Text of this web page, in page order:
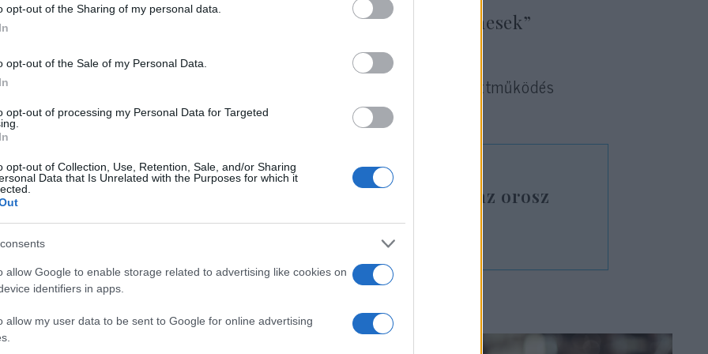
opt-out of the Sharing of my personal data.
opt-out of the Sale of my Personal Data.
opt-out of processing my Personal Data for Targeted
opt-out of Collection, Use, Retention, Sale, and/or Sharing
Data that Is Unrelated with the Purposes for which it
allow Google to enable storage related to advertising like cookies on
identifiers in apps.
allow my user data to be sent to Google for online advertising
„A Teheránnal fenntartott kapcsolataink nem Izrael-ellenesek”
ugyanakkor megjegyezte, hogy az iráni fegyverszállítási együttműködés
fog.
Újfajta iráni kamikaze drónnal bővül az orosz
hadsereg arzenálja